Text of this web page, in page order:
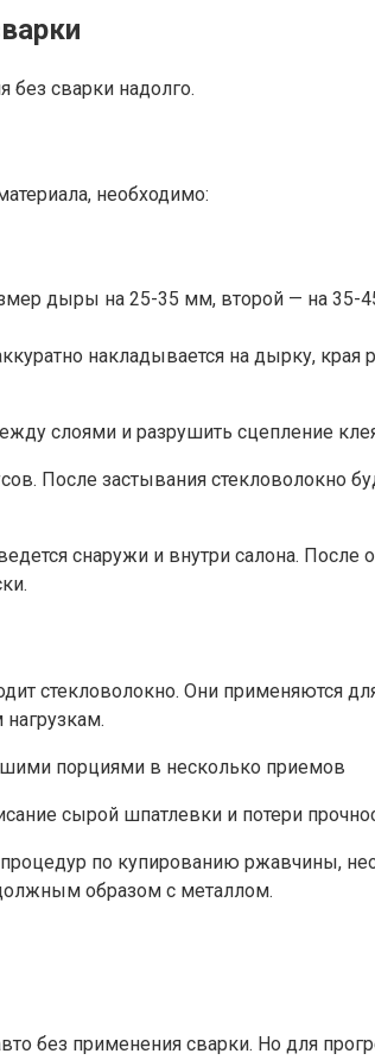
сварки надолго.
необходимо:
дыры на 25-35 мм, второй — на 35-
накладывается на дырку, края
слоями и разрушить сцепление
После застывания стекловолокно
снаружи и внутри салона. После
стекловолокно. Они применяются
порциями в несколько приемов
сырой шпатлевки и потери
по купированию ржавчины,
образом с металлом.
без применения сварки. Но для